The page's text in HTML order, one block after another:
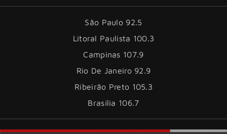
São Paulo 92.5
Litoral Paulista 100.3
Campinas 107.9
Rio De Janeiro 92.9
Ribeirão Preto 105.3
Brasília 106.7